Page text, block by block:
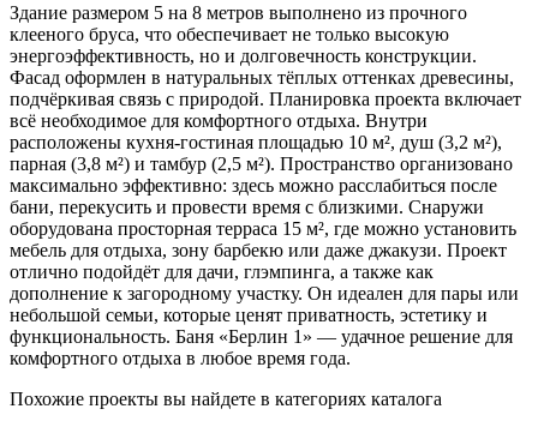
Здание размером 5 на 8 метров выполнено из прочного
клееного бруса, что обеспечивает не только высокую
энергоэффективность, но и долговечность конструкции.
Фасад оформлен в натуральных тёплых оттенках древесины,
подчёркивая связь с природой. Планировка проекта включает
всё необходимое для комфортного отдыха. Внутри
расположены кухня-гостиная площадью 10 м², душ (3,2 м²),
парная (3,8 м²) и тамбур (2,5 м²). Пространство организовано
максимально эффективно: здесь можно расслабиться после
бани, перекусить и провести время с близкими. Снаружи
оборудована просторная терраса 15 м², где можно установить
мебель для отдыха, зону барбекю или даже джакузи. Проект
отлично подойдёт для дачи, глэмпинга, а также как
дополнение к загородному участку. Он идеален для пары или
небольшой семьи, которые ценят приватность, эстетику и
функциональность. Баня «Берлин 1» — удачное решение для
комфортного отдыха в любое время года.
Похожие проекты вы найдете в категориях каталога